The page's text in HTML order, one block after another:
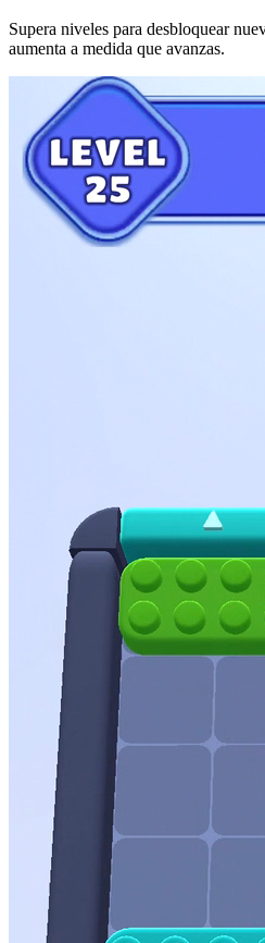
Supera niveles para desbloquear
aumenta a medida que avanzas.